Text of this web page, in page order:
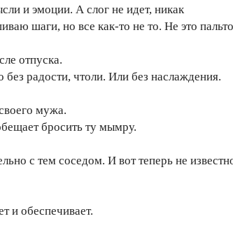
и эмоции. А слог не идет, никак
шаги, но все как-то не то. Не это пальто
отпуска.
радости, чтоли. Или без наслаждения.
мужа.
бросить ту мымру.
с тем соседом. И вот теперь не
и обеспечивает.